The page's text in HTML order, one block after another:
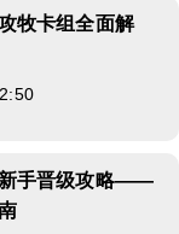
牧卡组全面解
新手晋级攻略——